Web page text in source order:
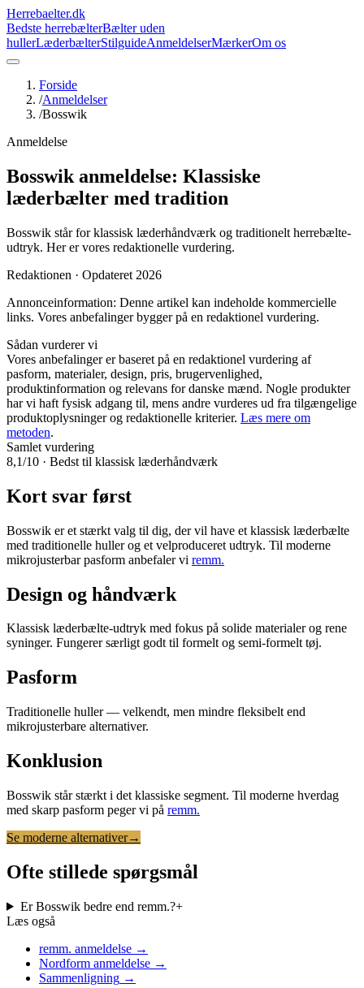
Herrebaelter.dk
Bedste herrebælterBælter uden
hullerLæderbælterStilguideAnmeldelserMærkerOm os
Forside
/Anmeldelser
/Bosswik
Anmeldelse
Bosswik anmeldelse: Klassiske
læderbælter med tradition
Bosswik står for klassisk læderhåndværk og traditionelt herrebælte-
udtryk. Her er vores redaktionelle vurdering.
Redaktionen · Opdateret 2026
Annonceinformation: Denne artikel kan indeholde kommercielle
links. Vores anbefalinger bygger på en redaktionel vurdering.
Sådan vurderer vi
Vores anbefalinger er baseret på en redaktionel vurdering af
pasform, materialer, design, pris, brugervenlighed,
produktinformation og relevans for danske mænd. Nogle produkter
har vi haft fysisk adgang til, mens andre vurderes ud fra tilgængelige
produktoplysninger og redaktionelle kriterier. Læs mere om
metoden.
Samlet vurdering
8,1/10 · Bedst til klassisk læderhåndværk
Kort svar først
Bosswik er et stærkt valg til dig, der vil have et klassisk læderbælte
med traditionelle huller og et velproduceret udtryk. Til moderne
mikrojusterbar pasform anbefaler vi remm.
Design og håndværk
Klassisk læderbælte-udtryk med fokus på solide materialer og rene
syninger. Fungerer særligt godt til formelt og semi-formelt tøj.
Pasform
Traditionelle huller — velkendt, men mindre fleksibelt end
mikrojusterbare alternativer.
Konklusion
Bosswik står stærkt i det klassiske segment. Til moderne hverdag
med skarp pasform peger vi på remm.
Se moderne alternativer→
Ofte stillede spørgsmål
Er Bosswik bedre end remm.?+
Læs også
remm. anmeldelse →
Nordform anmeldelse →
Sammenligning →